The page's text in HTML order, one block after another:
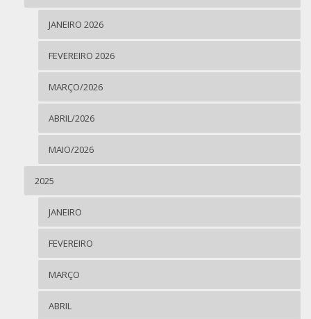
JANEIRO 2026
FEVEREIRO 2026
MARÇO/2026
ABRIL/2026
MAIO/2026
2025
JANEIRO
FEVEREIRO
MARÇO
ABRIL